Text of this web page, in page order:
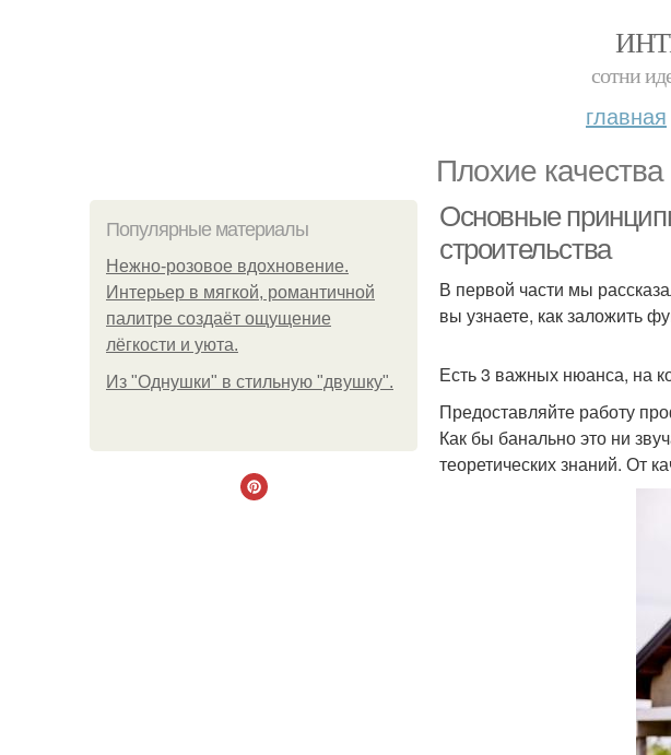
сотни
главная
Плохие качества
Популярные материалы
Нежно-розовое вдохновение.
Интерьер в мягкой, романтичной
палитре создаёт ощущение
лёгкости и уюта.
Из "Однушки" в стильную "двушку".
Основные
строительства
В первой части мы
вы узнаете, как заложить
Есть 3 важных нюанса, на
Предоставляйте работу
Как бы банально это ни
теоретических знаний. От